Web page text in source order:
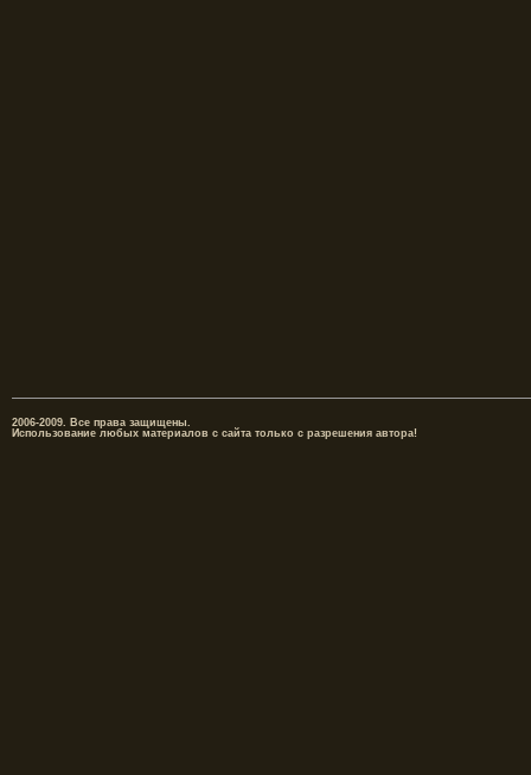
2006-2009. Все права защищены.
Использование любых материалов с сайта только с разрешения автора!